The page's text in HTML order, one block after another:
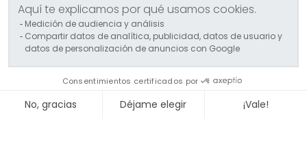
Aquí te explicamos por qué usamos cookies.
Medición de audiencia y análisis
Compartir datos de analítica, publicidad, datos de usuario y
datos de personalización de anuncios con Google
Consentimientos certificados por
No, gracias Déjame elegir
¡Vale!
Transporte convencional
Servicios logísticos
Contacto